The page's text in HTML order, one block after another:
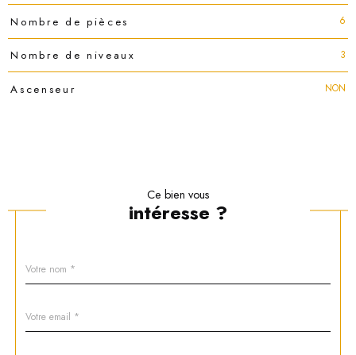
Nombre de pièces 6
Nombre de niveaux 3
Ascenseur NON
Ce bien vous
intéresse ?
Fieldset
par
*
*